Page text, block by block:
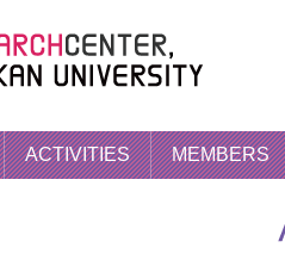
ACTIVITIES MEMBERS